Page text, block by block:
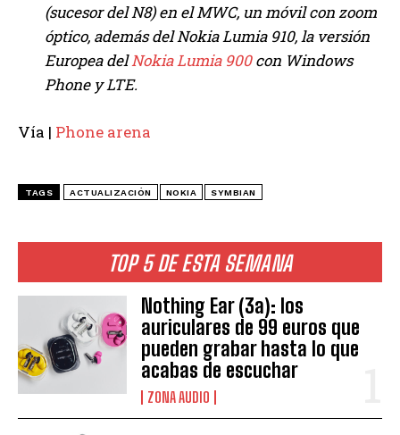
TOP 5 DE ESTA SEMANA
Nothing Ear (3a): los
auriculares de 99 euros que
pueden grabar hasta lo que
acabas de escuchar
ZONA AUDIO
(sucesor del N8) en el MWC, un móvil con zoom
óptico, además del Nokia Lumia 910, la versión
Europea delNokia Lumia 900con Windows
Phone y LTE.
Vía | Phone arena
TAGS ACTUALIZACIÓN NOKIA SYMBIAN